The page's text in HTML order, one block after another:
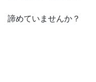
諦めていませんか？